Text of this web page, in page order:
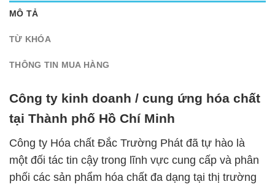
MÔ TẢ
TỪ KHÓA
THÔNG TIN MUA HÀNG
Công ty kinh doanh / cung ứng hóa chất
tại Thành phố Hồ Chí Minh
Công ty Hóa chất Đắc Trường Phát đã tự hào là
một đối tác tin cậy trong lĩnh vực cung cấp và phân
phối các sản phẩm hóa chất đa dạng tại thị trường